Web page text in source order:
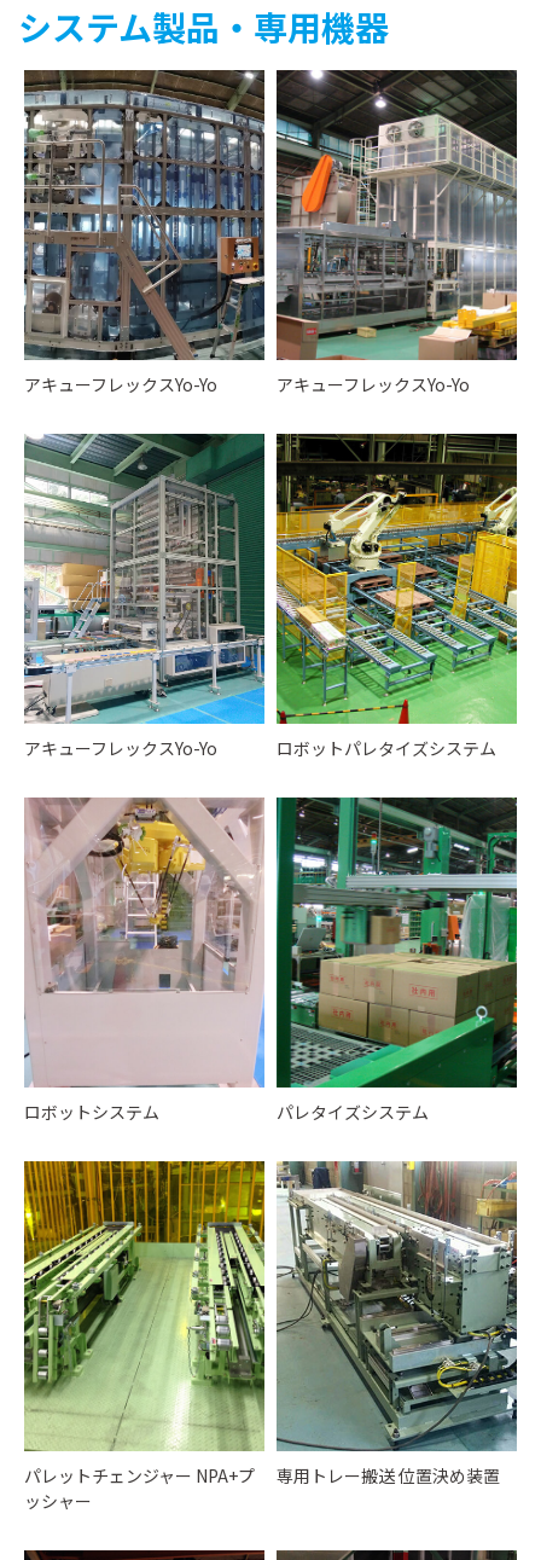
システム製品・専用機器
アキューフレックスYo-Yo アキューフレックスYo-Yo
アキューフレックスYo-Yo ロボットパレタイズシステム
ロボットシステム パレタイズシステム
パレットチェンジャー NPA+プ
ッシャー
専用トレー搬送 位置決め装置